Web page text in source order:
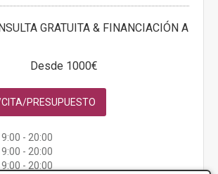
GRATUITA & FINANCIACIÓN A
Desde 1000€
PRESUPUESTO
9:00 - 20:00
9:00 - 20:00
9:00 - 20:00